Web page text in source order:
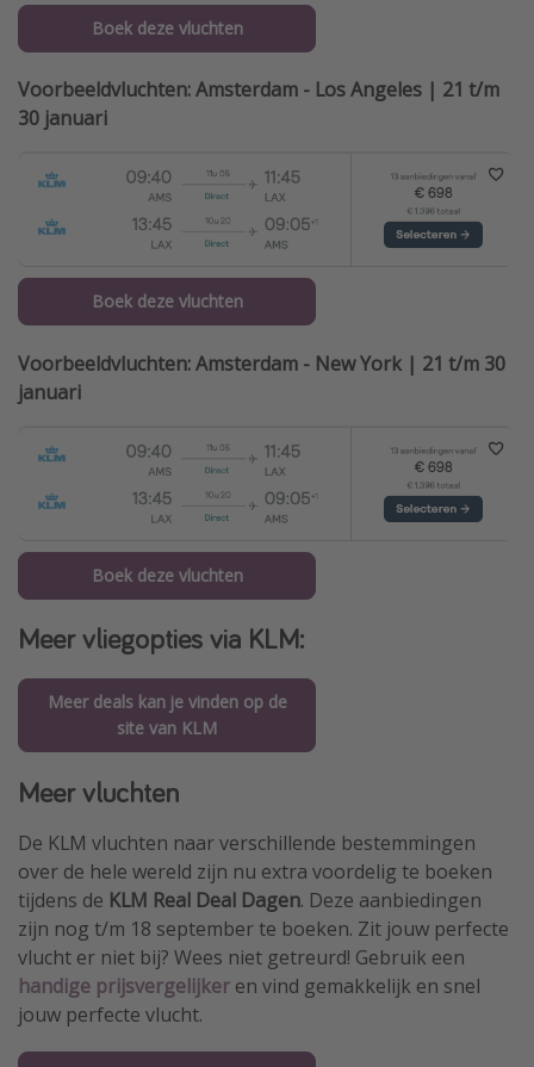
Boek deze vluchten
Voorbeeldvluchten: Amsterdam - Los Angeles | 21 t/m
30 januari
Boek deze vluchten
Voorbeeldvluchten: Amsterdam - New York | 21 t/m 30
januari
Boek deze vluchten
Meer vliegopties via KLM:
Meer deals kan je vinden op de
site van KLM
Meer vluchten
De KLM vluchten naar verschillende bestemmingen
over de hele wereld zijn nu extra voordelig te boeken
tijdens de KLM Real Deal Dagen. Deze aanbiedingen
zijn nog t/m 18 september te boeken. Zit jouw perfecte
vlucht er niet bij? Wees niet getreurd! Gebruik een
handige prijsvergelijker en vind gemakkelijk en snel
jouw perfecte vlucht.